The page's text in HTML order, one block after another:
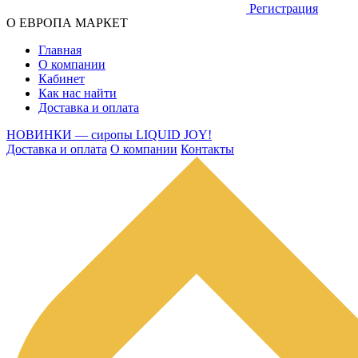
Регистрация
О ЕВРОПА МАРКЕТ
Главная
О компании
Кабинет
Как нас найти
Доставка и оплата
НОВИНКИ — сиропы LIQUID JOY!
Доставка и оплата О компании Контакты